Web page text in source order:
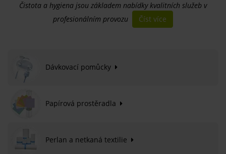
Čistota a hygiena jsou základem nabídky kvalitních služeb v
profesionálním provozu
Číst více
Dávkovací pomůcky
Papírová prostěradla
Perlan a netkaná textilie